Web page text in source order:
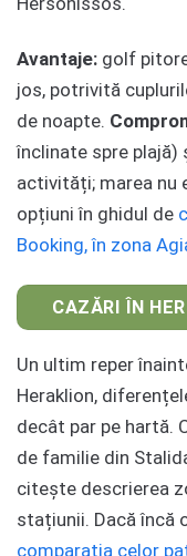
Avantaje: golf
jos, potrivită
de noapte.
înclinate spre plajă)
activități; marea nu
opțiuni în ghidul de
Booking, în zona
CAZĂRI ÎN
Un ultim reper
Heraklion,
decât par pe hartă.
de familie din
citește descrierea
stațiunii. Dacă încă
comparația celor